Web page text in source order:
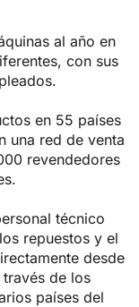
al año en
con sus
en 55 países
una red de venta
revendedores
técnico
repuestos y el
desde
de los
países del